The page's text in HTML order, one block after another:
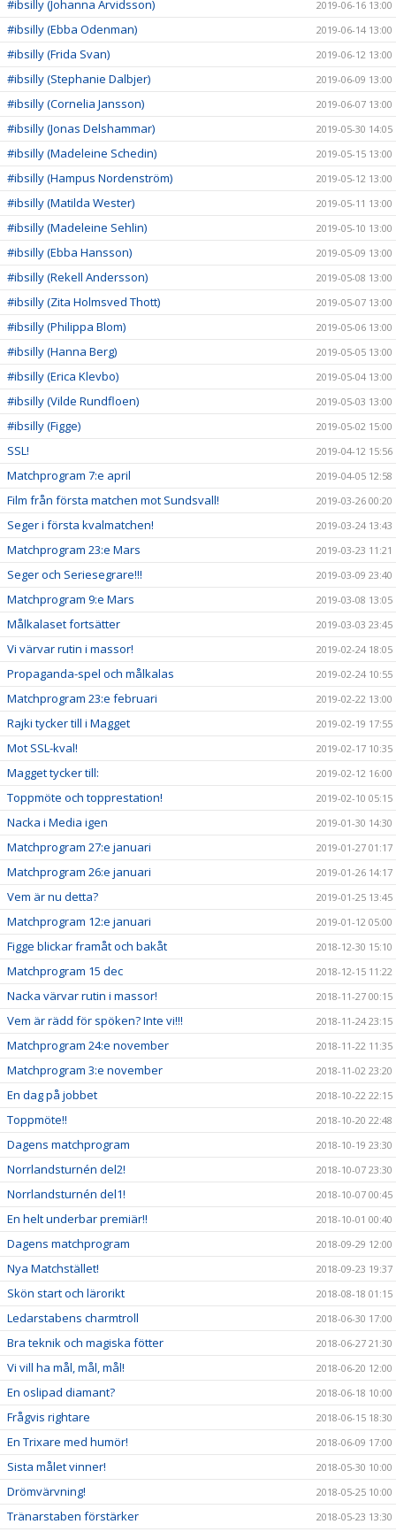
#ibsilly (Johanna Arvidsson) 2019-06-16 13:00
#ibsilly (Ebba Odenman) 2019-06-14 13:00
#ibsilly (Frida Svan) 2019-06-12 13:00
#ibsilly (Stephanie Dalbjer) 2019-06-09 13:00
#ibsilly (Cornelia Jansson) 2019-06-07 13:00
#ibsilly (Jonas Delshammar) 2019-05-30 14:05
#ibsilly (Madeleine Schedin) 2019-05-15 13:00
#ibsilly (Hampus Nordenström) 2019-05-12 13:00
#ibsilly (Matilda Wester) 2019-05-11 13:00
#ibsilly (Madeleine Sehlin) 2019-05-10 13:00
#ibsilly (Ebba Hansson) 2019-05-09 13:00
#ibsilly (Rekell Andersson) 2019-05-08 13:00
#ibsilly (Zita Holmsved Thott) 2019-05-07 13:00
#ibsilly (Philippa Blom) 2019-05-06 13:00
#ibsilly (Hanna Berg) 2019-05-05 13:00
#ibsilly (Erica Klevbo) 2019-05-04 13:00
#ibsilly (Vilde Rundfloen) 2019-05-03 13:00
#ibsilly (Figge) 2019-05-02 15:00
SSL! 2019-04-12 15:56
Matchprogram 7:e april 2019-04-05 12:58
Film från första matchen mot Sundsvall! 2019-03-26 00:20
Seger i första kvalmatchen! 2019-03-24 13:43
Matchprogram 23:e Mars 2019-03-23 11:21
Seger och Seriesegrare!!! 2019-03-09 23:40
Matchprogram 9:e Mars 2019-03-08 13:05
Målkalaset fortsätter 2019-03-03 23:45
Vi värvar rutin i massor! 2019-02-24 18:05
Propaganda-spel och målkalas 2019-02-24 10:55
Matchprogram 23:e februari 2019-02-22 13:00
Rajki tycker till i Magget 2019-02-19 17:55
Mot SSL-kval! 2019-02-17 10:35
Magget tycker till: 2019-02-12 16:00
Toppmöte och topprestation! 2019-02-10 05:15
Nacka i Media igen 2019-01-30 14:30
Matchprogram 27:e januari 2019-01-27 01:17
Matchprogram 26:e januari 2019-01-26 14:17
Vem är nu detta? 2019-01-25 13:45
Matchprogram 12:e januari 2019-01-12 05:00
Figge blickar framåt och bakåt 2018-12-30 15:10
Matchprogram 15 dec 2018-12-15 11:22
Nacka värvar rutin i massor! 2018-11-27 00:15
Vem är rädd för spöken? Inte vi!!! 2018-11-24 23:15
Matchprogram 24:e november 2018-11-22 11:35
Matchprogram 3:e november 2018-11-02 23:20
En dag på jobbet 2018-10-22 22:15
Toppmöte!! 2018-10-20 22:48
Dagens matchprogram 2018-10-19 23:30
Norrlandsturnén del2! 2018-10-07 23:30
Norrlandsturnén del1! 2018-10-07 00:45
En helt underbar premiär!! 2018-10-01 00:40
Dagens matchprogram 2018-09-29 12:00
Nya Matchstället! 2018-09-23 19:37
Skön start och lärorikt 2018-08-18 01:15
Ledarstabens charmtroll 2018-06-30 17:00
Bra teknik och magiska fötter 2018-06-27 21:30
Vi vill ha mål, mål, mål! 2018-06-20 12:00
En oslipad diamant? 2018-06-18 10:00
Frågvis rightare 2018-06-15 18:30
En Trixare med humör! 2018-06-09 17:00
Sista målet vinner! 2018-05-30 10:00
Drömvärvning! 2018-05-25 10:00
Tränarstaben förstärker 2018-05-23 13:30